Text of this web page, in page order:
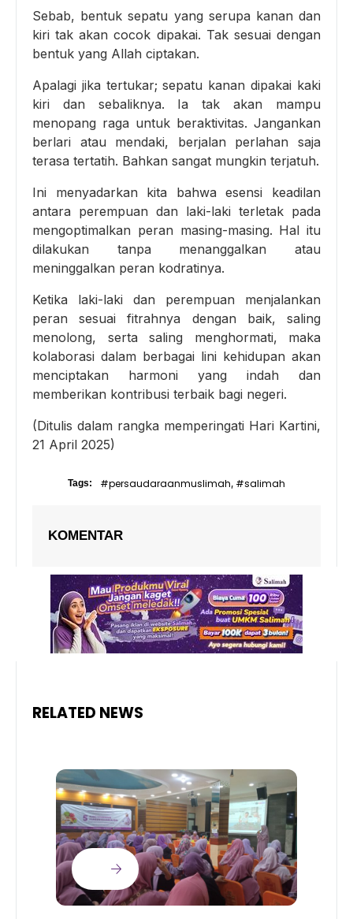
Sebab, bentuk sepatu yang serupa kanan dan
kiri tak akan cocok dipakai. Tak sesuai dengan
bentuk yang Allah ciptakan.
Apalagi jika tertukar; sepatu kanan dipakai kaki
kiri dan sebaliknya. Ia tak akan mampu
menopang raga untuk beraktivitas. Jangankan
berlari atau mendaki, berjalan perlahan saja
terasa tertatih. Bahkan sangat mungkin terjatuh.
Ini menyadarkan kita bahwa esensi keadilan
antara perempuan dan laki-laki terletak pada
mengoptimalkan peran masing-masing. Hal itu
dilakukan tanpa menanggalkan atau
meninggalkan peran kodratinya.
Ketika laki-laki dan perempuan menjalankan
peran sesuai fitrahnya dengan baik, saling
menolong, serta saling menghormati, maka
kolaborasi dalam berbagai lini kehidupan akan
menciptakan harmoni yang indah dan
memberikan kontribusi terbaik bagi negeri.
(Ditulis dalam rangka memperingati Hari Kartini,
21 April 2025)
Tags: #persaudaraanmuslimah, #salimah
KOMENTAR
RELATED NEWS